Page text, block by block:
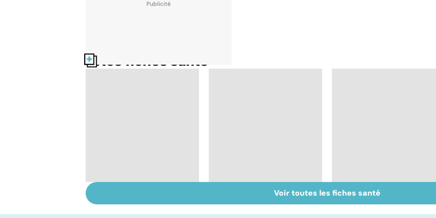
Nos fiches santé
infections
Inflammation des
amygdales : que faire
Suicide : prévenir le
passage à l'acte
Voir toutes les fiches santé